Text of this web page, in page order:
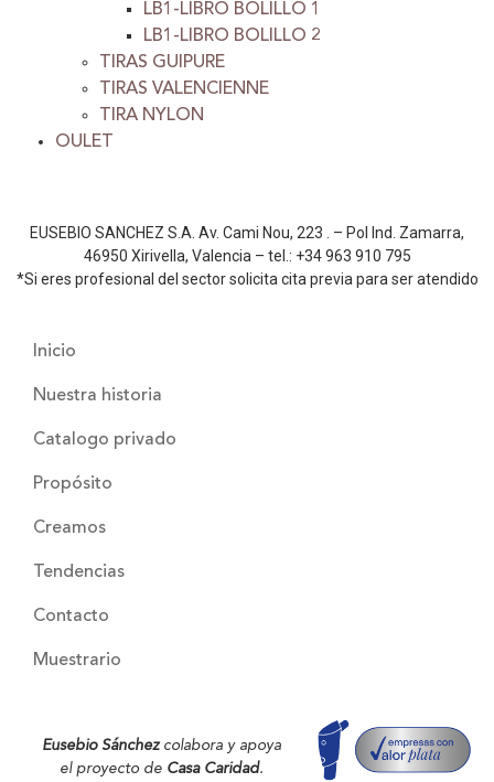
LB1-LIBRO BOLILLO 1
LB1-LIBRO BOLILLO 2
TIRAS GUIPURE
TIRAS VALENCIENNE
TIRA NYLON
OULET
EUSEBIO SANCHEZ S.A. Av. Cami Nou, 223 . – Pol Ind. Zamarra,
46950 Xirivella, Valencia – tel.: +34 963 910 795
*Si eres profesional del sector solicita cita previa para ser atendido
Inicio
Nuestra historia
Catalogo privado
Propósito
Creamos
Tendencias
Contacto
Muestrario
Eusebio Sánchezcolabora y apoya
el proyecto de Casa Caridad.